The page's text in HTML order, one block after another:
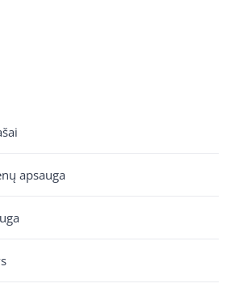
apsauga